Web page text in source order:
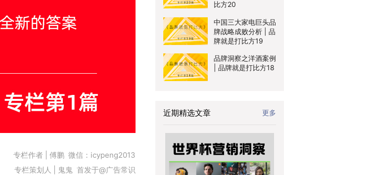
专栏作者 | 傅鹏 微信：icypeng2013
专栏策划人 | 鬼鬼 首发于@广告常识
比方20
中国三大家电巨头品
牌战略成败分析 | 品
牌就是打比方19
品牌洞察之洋酒案例
| 品牌就是打比方18
近期精选文章 更多